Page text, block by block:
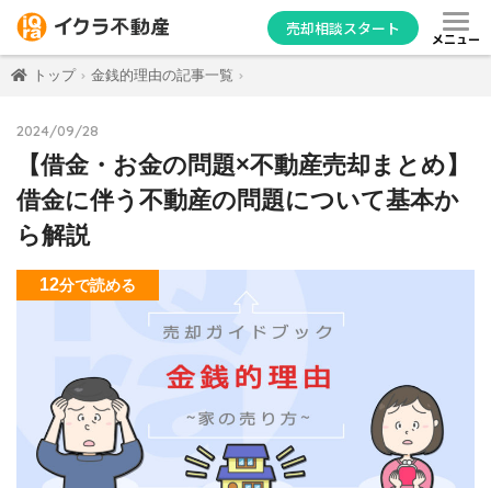
売却相談スタート
メニュー
トップ 金銭的理由の記事一覧
2024/09/28
【借金・お金の問題×不動産売却まとめ】
借金に伴う不動産の問題について基本か
ら解説
12分で読める